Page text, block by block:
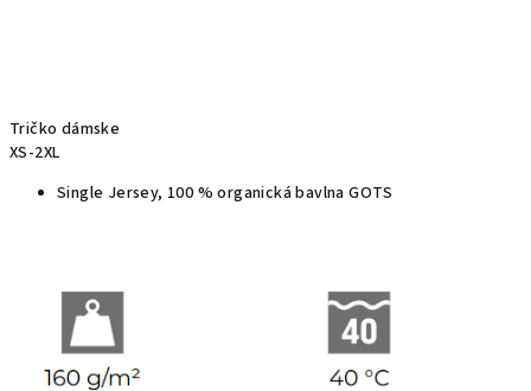
Tričko dámske
XS-2XL
Single Jersey, 100 % organická bavlna GOTS